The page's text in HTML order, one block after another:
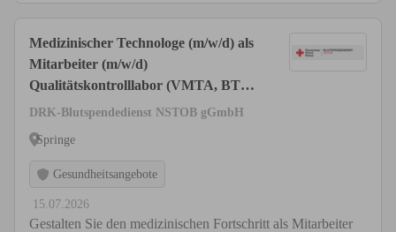
Medizinischer Technologe (m/w/d) als
Mitarbeiter (m/w/d)
Qualitätskontrolllabor (VMTA, BTA,
PTA, CTA)
DRK-Blutspendedienst NSTOB gGmbH
Springe
Gesundheitsangebote
15.07.2026
Gestalten Sie den medizinischen Fortschritt als Mitarbeiter